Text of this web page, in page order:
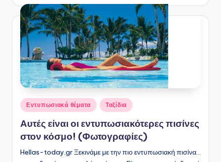
Αναρτήθηκε
σε
Εντυπωσιακά θέματα Ταξίδια
Αυτές είναι οι εντυπωσιακότερες πισίνες
στον κόσμο! (Φωτογραφίες)
Hellas-today.gr Ξεκινάμε με την πιο εντυπωσιακή πισίνα...